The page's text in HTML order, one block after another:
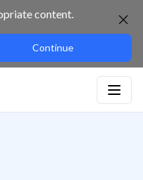
content.
Continue